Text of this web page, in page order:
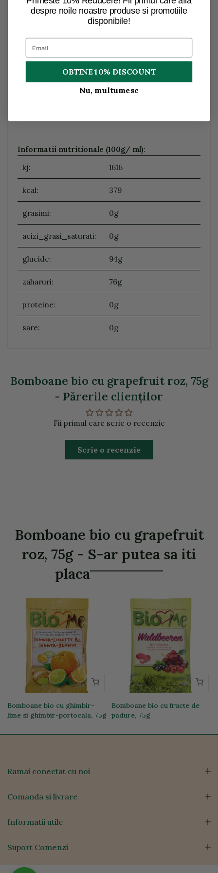
cu miere si patlagina de la BIO Loves Me
sirop de glucoza*, zahar*, acidifiant acid citric,
0,1% extract de hamei, colorant din concentrat de
suc de aronia*, aroma naturala de grapefruit.
*provine din agricultura ecologica.
Informatii nutritionale (100g/ ml):
kj:
1616
kcal: 379
grasimi: 0g
acizi_grasi_saturati: 0g
glucide: 94g
zaharuri: 76g
proteine: 0g
sare: 0g
Bomboane bio cu grapefruit roz, 75g
- Părerile clienţilor
Fii primul care scrie o recenzie
Scrie o recenzie
Bomboane bio cu grapefruit
roz, 75g - S-ar putea sa iti
placa
Bomboane bio cu ghimbir-
lime si ghimbir-portocala, 75g
Bomboane bio cu fructe de
padure, 75g
Ramai conectat cu noi
Comanda si livrare
Informatii utile
Suport Comenzi
despre noile noastre produse si promotiile
disponibile!
OBTINE 10% DISCOUNT
Nu, multumesc